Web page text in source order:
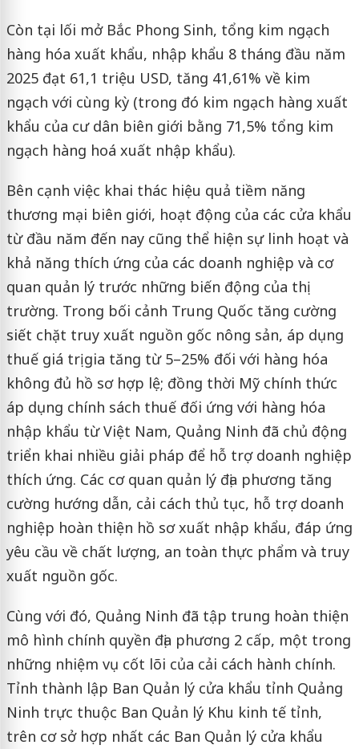
Còn tại lối mở Bắc Phong Sinh, tổng kim ngạch
hàng hóa xuất khẩu, nhập khẩu 8 tháng đầu năm
2025 đạt 61,1 triệu USD, tăng 41,61% về kim
ngạch với cùng kỳ (trong đó kim ngạch hàng xuất
khẩu của cư dân biên giới bằng 71,5% tổng kim
ngạch hàng hoá xuất nhập khẩu).
Bên cạnh việc khai thác hiệu quả tiềm năng
thương mại biên giới, hoạt động của các cửa khẩu
từ đầu năm đến nay cũng thể hiện sự linh hoạt và
khả năng thích ứng của các doanh nghiệp và cơ
quan quản lý trước những biến động của thị
trường. Trong bối cảnh Trung Quốc tăng cường
siết chặt truy xuất nguồn gốc nông sản, áp dụng
thuế giá trị gia tăng từ 5–25% đối với hàng hóa
không đủ hồ sơ hợp lệ; đồng thời Mỹ chính thức
áp dụng chính sách thuế đối ứng với hàng hóa
nhập khẩu từ Việt Nam, Quảng Ninh đã chủ động
triển khai nhiều giải pháp để hỗ trợ doanh nghiệp
thích ứng. Các cơ quan quản lý địa phương tăng
cường hướng dẫn, cải cách thủ tục, hỗ trợ doanh
nghiệp hoàn thiện hồ sơ xuất nhập khẩu, đáp ứng
yêu cầu về chất lượng, an toàn thực phẩm và truy
xuất nguồn gốc.
Cùng với đó, Quảng Ninh đã tập trung hoàn thiện
mô hình chính quyền địa phương 2 cấp, một trong
những nhiệm vụ cốt lõi của cải cách hành chính.
Tỉnh thành lập Ban Quản lý cửa khẩu tỉnh Quảng
Ninh trực thuộc Ban Quản lý Khu kinh tế tỉnh,
trên cơ sở hợp nhất các Ban Quản lý cửa khẩu